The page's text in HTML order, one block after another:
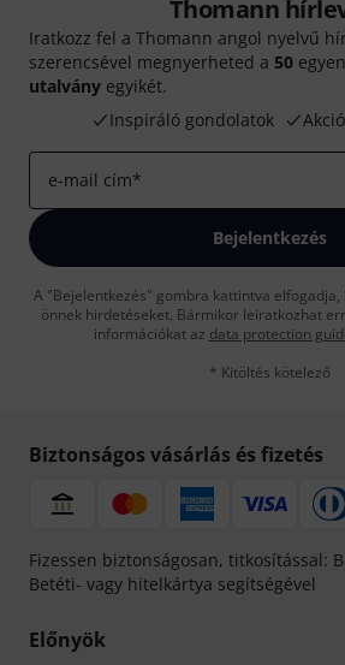
Thomann
Iratkozz fel a Thomann angol nyelvű
szerencsével megnyerheted a 50
utalvány egyikét.
Inspiráló gondolatok
e-mail cím*
Bejelentkezés
A "Bejelentkezés" gombra kattintva
önnek hirdetéseket. Bármikor leiratkozhat
információkat az data protection
* Kitöltés kötelező
Biztonságos vásárlás és fizetés
Fizessen biztonságosan, titkosítással:
Betéti- vagy hitelkártya segítségével
Előnyök